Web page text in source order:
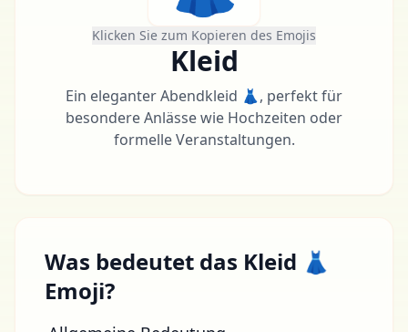
Klicken Sie zum Kopieren des Emojis
Kleid
Ein eleganter Abendkleid 👗, perfekt für
besondere Anlässe wie Hochzeiten oder
formelle Veranstaltungen.
Was bedeutet das Kleid 👗
Emoji?